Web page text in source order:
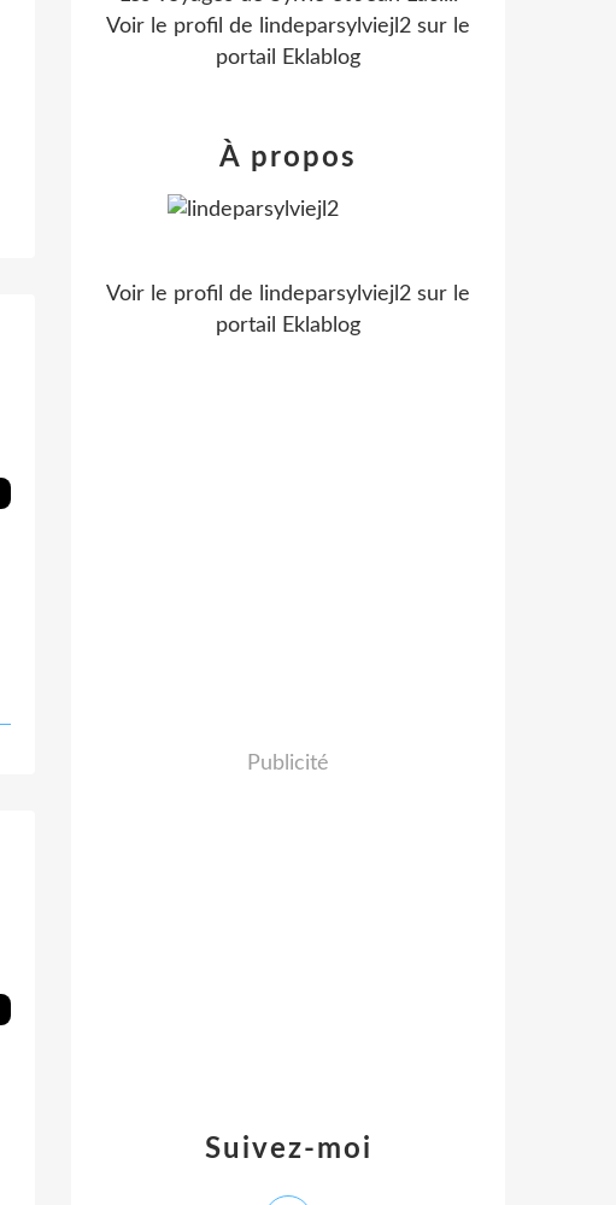
Voir le profil de
lindeparsylviejl2 sur le
portail Eklablog
Suivez-moi
À propos
Voir le profil de lindeparsylviejl2 sur le
portail Eklablog
Publicité